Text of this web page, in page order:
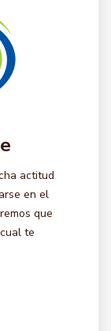
actitud
en el
que
te